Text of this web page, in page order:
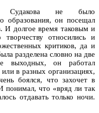
Судакова не было
образования, он посещал
И долгое время таковым и
относились и
критиков, да и
разделена словно на две
выходных, он работал
в разных организациях,
боялся, что захочет в
понимал, что «вряд ли так
отдавать только ночи.